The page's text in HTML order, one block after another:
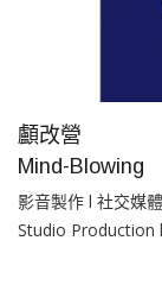
顱改營
Mind-Blowing
影音製作 l 社交媒
Studio Production